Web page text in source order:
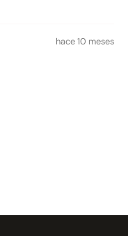
hace 10 meses